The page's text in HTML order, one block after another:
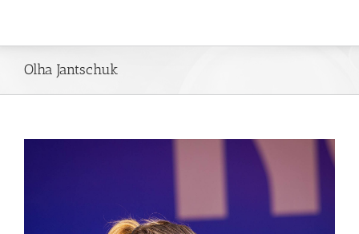
Olha Jantschuk